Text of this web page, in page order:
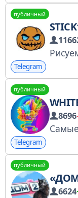
публичный
Telegram
публичный
8696
Telegram
публичный
6624